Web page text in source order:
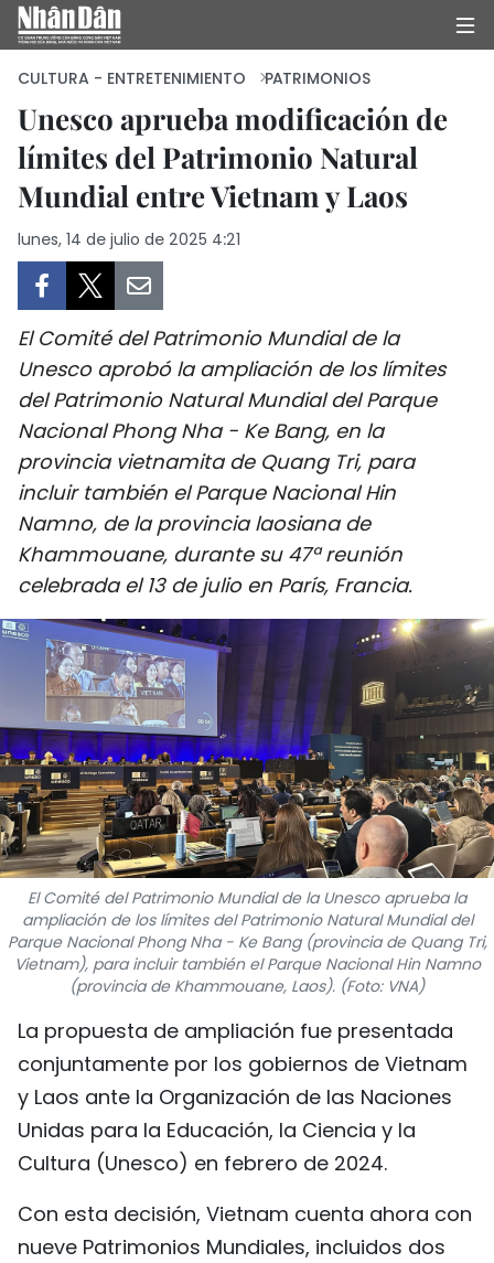
INICIO
POLÍTICA
SALUD - MEDIO AMBIENTE
CULTURA - ENTRETENIMIENTO
INTERNACIONAL
DEPORTES
VIAJES
PUENTE DE AMISTAD
HISTORIAS MULTIMEDIA
FOTOGRAFÍA
¿QUIÉNES SOMOS?
TIẾNG VIỆT
ENGLISH
中文
РУССКИЙ
CULTURA - ENTRETENIMIENTO PATRIMONIOS
Unesco aprueba modificación de
límites del Patrimonio Natural
Mundial entre Vietnam y Laos
lunes, 14 de julio de 2025 4:21
El Comité del Patrimonio Mundial de la
Unesco aprobó la ampliación de los límites
del Patrimonio Natural Mundial del Parque
Nacional Phong Nha - Ke Bang, en la
provincia vietnamita de Quang Tri, para
incluir también el Parque Nacional Hin
Namno, de la provincia laosiana de
Khammouane, durante su 47ª reunión
celebrada el 13 de julio en París, Francia.
El Comité del Patrimonio Mundial de la Unesco aprueba la
ampliación de los límites del Patrimonio Natural Mundial del
Parque Nacional Phong Nha - Ke Bang (provincia de Quang Tri,
Vietnam), para incluir también el Parque Nacional Hin Namno
(provincia de Khammouane, Laos). (Foto: VNA)
La propuesta de ampliación fue presentada
conjuntamente por los gobiernos de Vietnam
y Laos ante la Organización de las Naciones
Unidas para la Educación, la Ciencia y la
Cultura (Unesco) en febrero de 2024.
Con esta decisión, Vietnam cuenta ahora con
nueve Patrimonios Mundiales, incluidos dos